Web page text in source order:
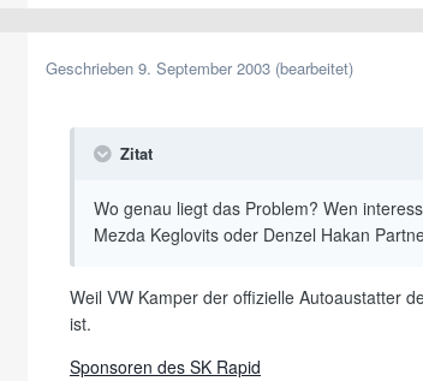
Geschrieben 9. September 2003 (bearbeitet)
Zitat
Wo genau liegt das Problem? Wen
Mezda Keglovits oder Denzel Hakan
Weil VW Kamper der offizielle Autoaustatter
ist.
Sponsoren des SK Rapid